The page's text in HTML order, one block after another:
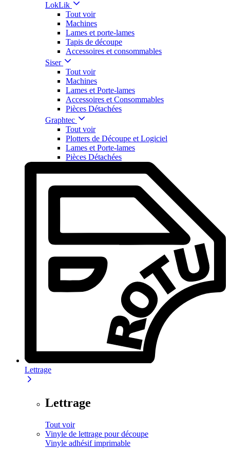
LokLik
Tout voir
Machines
Lames et porte-lames
Tapis de découpe
Accessoires et consommables
Siser
Tout voir
Machines
Lames et Porte-lames
Accessoires et Consommables
Pièces Détachées
Graphtec
Tout voir
Plotters de Découpe et Logiciel
Lames et Porte-lames
Pièces Détachées
Lettrage
Lettrage
Tout voir
Vinyle de lettrage pour découpe
Vinyle adhésif imprimable